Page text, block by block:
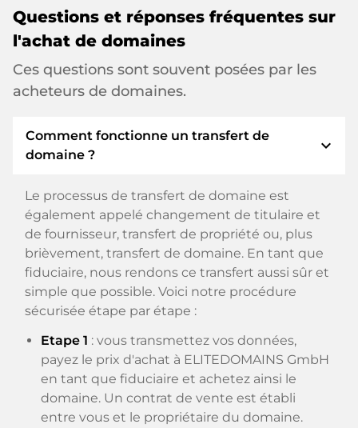
Questions et réponses fréquentes sur
l'achat de domaines
Ces questions sont souvent posées par les
acheteurs de domaines.
Comment fonctionne un transfert de
domaine ?
expand_more
Le processus de transfert de domaine est
également appelé changement de titulaire et
de fournisseur, transfert de propriété ou, plus
brièvement, transfert de domaine. En tant que
fiduciaire, nous rendons ce transfert aussi sûr et
simple que possible. Voici notre procédure
sécurisée étape par étape :
Etape 1 : vous transmettez vos données,
payez le prix d'achat à ELITEDOMAINS GmbH
en tant que fiduciaire et achetez ainsi le
domaine. Un contrat de vente est établi
entre vous et le propriétaire du domaine.